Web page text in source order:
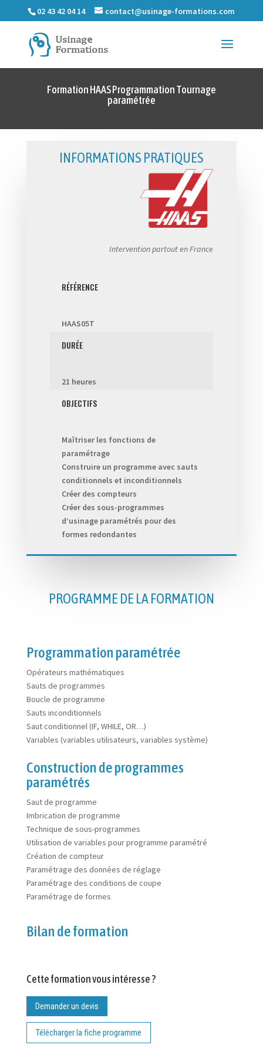
02 43 42 04 14 contact@usinage-formations.com
Formation HAAS Programmation Tournage
paramétrée
INFORMATIONS PRATIQUES
Intervention partout en France
RÉFÉRENCE
HAAS05T
DURÉE
21 heures
OBJECTIFS
Maîtriser les fonctions de
paramétrage
Construire un programme avec sauts
conditionnels et inconditionnels
Créer des compteurs
Créer des sous-programmes
d’usinage paramétrés pour des
formes redondantes
PROGRAMME DE LA FORMATION
Programmation paramétrée
Opérateurs mathématiques
Sauts de programmes
Boucle de programme
Sauts inconditionnels
Saut conditionnel (IF, WHILE, OR…)
Variables (variables utilisateurs, variables système)
Construction de programmes
paramétrés
Saut de programme
Imbrication de programme
Technique de sous-programmes
Utilisation de variables pour programme paramétré
Création de compteur
Paramétrage des données de réglage
Paramétrage des conditions de coupe
Paramétrage de formes
Bilan de formation
Cette formation vous intéresse ?
Demander un devis
Télécharger la fiche programme